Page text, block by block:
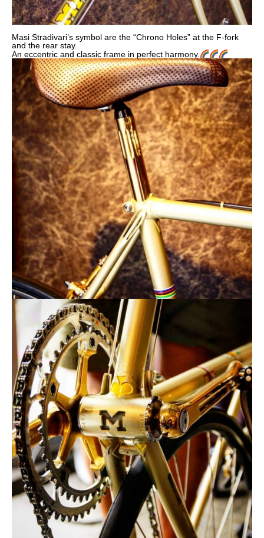
Masi Stradivari’s symbol are the “Chrono Holes” at the F-fork
and the rear stay.
An eccentric and classic frame in perfect harmony.